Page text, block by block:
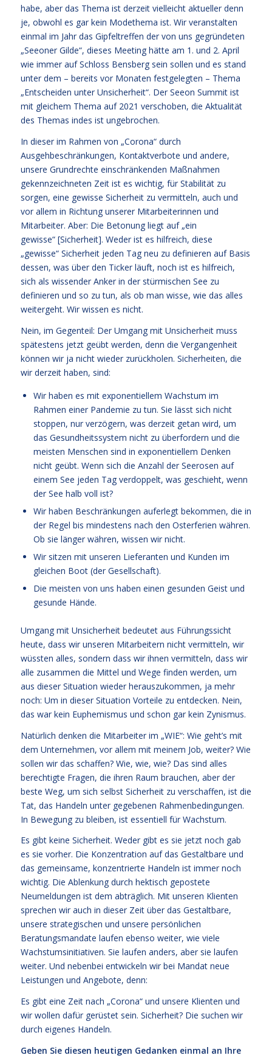
habe, aber das Thema ist derzeit vielleicht aktueller denn
je, obwohl es gar kein Modethema ist. Wir veranstalten
einmal im Jahr das Gipfeltreffen der von uns gegründeten
„Seeoner Gilde“, dieses Meeting hätte am 1. und 2. April
wie immer auf Schloss Bensberg sein sollen und es stand
unter dem – bereits vor Monaten festgelegten – Thema
„Entscheiden unter Unsicherheit“. Der Seeon Summit ist
mit gleichem Thema auf 2021 verschoben, die Aktualität
des Themas indes ist ungebrochen.
In dieser im Rahmen von „Corona“ durch
Ausgehbeschränkungen, Kontaktverbote und andere,
unsere Grundrechte einschränkenden Maßnahmen
gekennzeichneten Zeit ist es wichtig, für Stabilität zu
sorgen, eine gewisse Sicherheit zu vermitteln, auch und
vor allem in Richtung unserer Mitarbeiterinnen und
Mitarbeiter. Aber: Die Betonung liegt auf „ein
gewisse“ [Sicherheit]. Weder ist es hilfreich, diese
„gewisse“ Sicherheit jeden Tag neu zu definieren auf Basis
dessen, was über den Ticker läuft, noch ist es hilfreich,
sich als wissender Anker in der stürmischen See zu
definieren und so zu tun, als ob man wisse, wie das alles
weitergeht. Wir wissen es nicht.
Nein, im Gegenteil: Der Umgang mit Unsicherheit muss
spätestens jetzt geübt werden, denn die Vergangenheit
können wir ja nicht wieder zurückholen. Sicherheiten, die
wir derzeit haben, sind:
Wir haben es mit exponentiellem Wachstum im
Rahmen einer Pandemie zu tun. Sie lässt sich nicht
stoppen, nur verzögern, was derzeit getan wird, um
das Gesundheitssystem nicht zu überfordern und die
meisten Menschen sind in exponentiellem Denken
nicht geübt. Wenn sich die Anzahl der Seerosen auf
einem See jeden Tag verdoppelt, was geschieht, wenn
der See halb voll ist?
Wir haben Beschränkungen auferlegt bekommen, die in
der Regel bis mindestens nach den Osterferien währen.
Ob sie länger währen, wissen wir nicht.
Wir sitzen mit unseren Lieferanten und Kunden im
gleichen Boot (der Gesellschaft).
Die meisten von uns haben einen gesunden Geist und
gesunde Hände.
Umgang mit Unsicherheit bedeutet aus Führungssicht
heute, dass wir unseren Mitarbeitern nicht vermitteln, wir
wüssten alles, sondern dass wir ihnen vermitteln, dass wir
alle zusammen die Mittel und Wege finden werden, um
aus dieser Situation wieder herauszukommen, ja mehr
noch: Um in dieser Situation Vorteile zu entdecken. Nein,
das war kein Euphemismus und schon gar kein Zynismus.
Natürlich denken die Mitarbeiter im „WIE“: Wie geht’s mit
dem Unternehmen, vor allem mit meinem Job, weiter? Wie
sollen wir das schaffen? Wie, wie, wie? Das sind alles
berechtigte Fragen, die ihren Raum brauchen, aber der
beste Weg, um sich selbst Sicherheit zu verschaffen, ist die
Tat, das Handeln unter gegebenen Rahmenbedingungen.
In Bewegung zu bleiben, ist essentiell für Wachstum.
Es gibt keine Sicherheit. Weder gibt es sie jetzt noch gab
es sie vorher. Die Konzentration auf das Gestaltbare und
das gemeinsame, konzentrierte Handeln ist immer noch
wichtig. Die Ablenkung durch hektisch gepostete
Neumeldungen ist dem abträglich. Mit unseren Klienten
sprechen wir auch in dieser Zeit über das Gestaltbare,
unsere strategischen und unsere persönlichen
Beratungsmandate laufen ebenso weiter, wie viele
Wachstumsinitiativen. Sie laufen anders, aber sie laufen
weiter. Und nebenbei entwickeln wir bei Mandat neue
Leistungen und Angebote, denn:
Es gibt eine Zeit nach „Corona“ und unsere Klienten und
wir wollen dafür gerüstet sein. Sicherheit? Die suchen wir
durch eigenes Handeln.
Geben Sie diesen heutigen Gedanken einmal an Ihre